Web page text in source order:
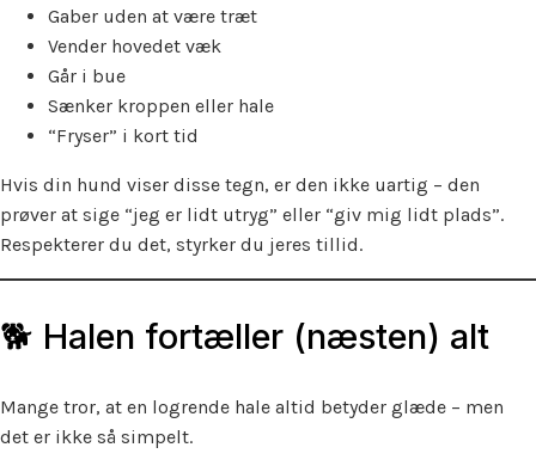
Gaber uden at være træt
Vender hovedet væk
Går i bue
Sænker kroppen eller hale
“Fryser” i kort tid
Hvis din hund viser disse tegn, er den ikke uartig – den
prøver at sige “jeg er lidt utryg” eller “giv mig lidt plads”.
Respekterer du det, styrker du jeres tillid.
🐕 Halen fortæller (næsten) alt
Mange tror, at en logrende hale altid betyder glæde – men
det er ikke så simpelt.